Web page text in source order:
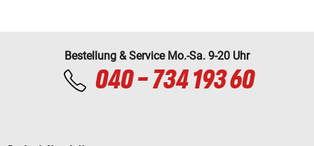
Bestellung & Service Mo.-Sa. 9-20 Uhr
040 - 734 193 60